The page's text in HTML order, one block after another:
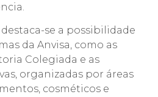
se a possibilidade
da Anvisa, como as
Colegiada e as
organizadas por áreas
cosméticos e